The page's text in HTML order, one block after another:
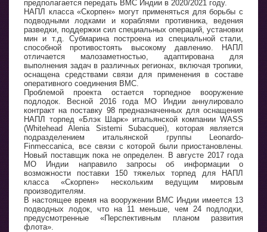
предполагается передать ВМС Индии в 2020/2021 году.
НАПЛ класса «Скорпен» могут применяться для борьбы с
подводными лодками и кораблями противника, ведения
разведки, поддержки сил специальных операций, установки
мин и т.д. Субмарина построена из специальной стали,
способной противостоять высокому давлению. НАПЛ
отличается малозаметностью, адаптирована для
выполнения задач в различных регионах, включая тропики,
оснащена средствами связи для применения в составе
оперативного соединения ВМС.
Проблемой проекта остается торпедное вооружение
подлодок. Весной 2016 года МО Индии аннулировало
контракт на поставку 98 предназначенных для оснащения
НАПЛ торпед «Блэк Шарк» итальянской компании WASS
(Whitehead Alenia Sistemi Subacquei), которая является
подразделением итальянской группы Leonardo-
Finmeccanica, все связи с которой были приостановлены.
Новый поставщик пока не определен. В августе 2017 года
МО Индии направило запросы об информации о
возможности поставки 150 тяжелых торпед для НАПЛ
класса «Скорпен» нескольким ведущим мировым
производителям.
В настоящее время на вооружении ВМС Индии имеется 13
подводных лодок, что на 11 меньше, чем 24 подлодки,
предусмотренные «Перспективным планом развития
флота».